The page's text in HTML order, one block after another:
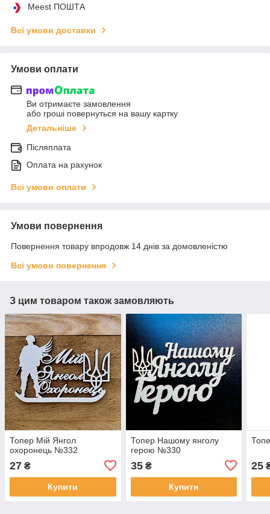
Meest ПОШТА
Всі умови доставки
Умови оплати
Ви отримаєте замовлення
або гроші повернуться на вашу картку
Детальніше
Післяплата
Оплата на рахунок
Всі умови оплати
Умови повернення
Повернення товару впродовж 14 днів за домовленістю
Всі умови повернення
З цим товаром також замовляють
Топер Мій Янгол
охоронець №332
27 ₴
Купити
Топер Нашому янголу
герою №330
35₴
Купити
25